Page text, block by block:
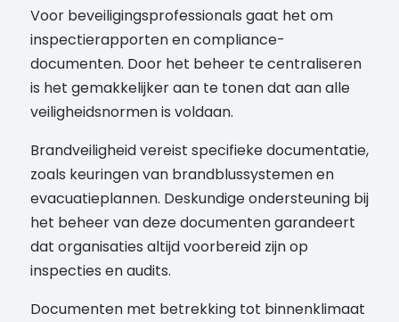
Voor beveiligingsprofessionals gaat het om
inspectierapporten en compliance-
documenten. Door het beheer te centraliseren
is het gemakkelijker aan te tonen dat aan alle
veiligheidsnormen is voldaan.
Brandveiligheid vereist specifieke documentatie,
zoals keuringen van brandblussystemen en
evacuatieplannen. Deskundige ondersteuning bij
het beheer van deze documenten garandeert
dat organisaties altijd voorbereid zijn op
inspecties en audits.
Documenten met betrekking tot binnenklimaat